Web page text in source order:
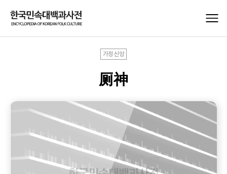
가정신앙
厕神